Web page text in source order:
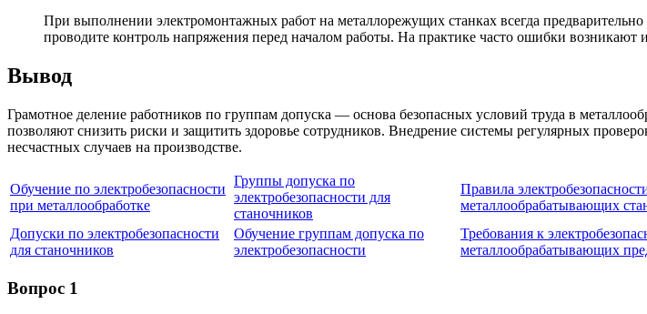
При выполнении электромонтажных работ на металлорежущих станках всегда
проводите контроль напряжения перед началом работы. На практике часто ошибки
Вывод
Грамотное деление работников по группам допуска — основа безопасных условий труда в
позволяют снизить риски и защитить здоровье сотрудников. Внедрение системы регулярных
несчастных случаев на производстве.
Обучение по электробезопасности
при металлообработке
Группы допуска по
электробезопасности для
станочников
Правила
металлообрабатывающих
Допуски по электробезопасности
для станочников
Обучение группам допуска по
электробезопасности
Требования к
металлообрабатывающих
Вопрос 1